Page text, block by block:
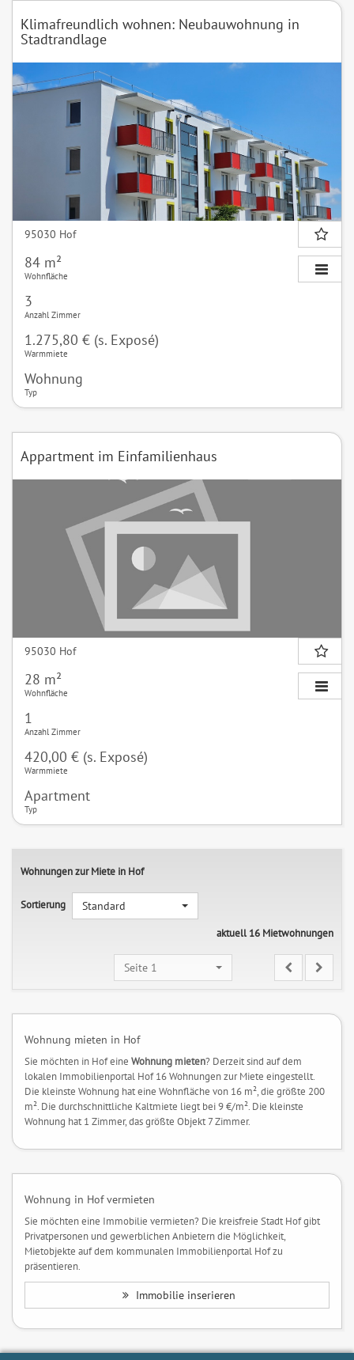
Klimafreundlich wohnen: Neubauwohnung in
Stadtrandlage
95030 Hof
84 m²
Wohnfläche
3
Anzahl Zimmer
1.275,80 € (s. Exposé)
Warmmiete
Wohnung
Typ
Appartment im Einfamilienhaus
95030 Hof
28 m²
Wohnfläche
1
Anzahl Zimmer
420,00 € (s. Exposé)
Warmmiete
Apartment
Typ
Wohnungen zur Miete in Hof
Sortierung
Standard
aktuell 16 Mietwohnungen
Seite 1
Wohnung mieten in Hof
Sie möchten in Hof eine Wohnung mieten? Derzeit sind auf dem
lokalen Immobilienportal Hof 16 Wohnungen zur Miete eingestellt.
Die kleinste Wohnung hat eine Wohnfläche von 16 m², die größte 200
m². Die durchschnittliche Kaltmiete liegt bei 9 €/m². Die kleinste
Wohnung hat 1 Zimmer, das größte Objekt 7 Zimmer.
Wohnung in Hof vermieten
Sie möchten eine Immobilie vermieten? Die kreisfreie Stadt Hof gibt
Privatpersonen und gewerblichen Anbietern die Möglichkeit,
Mietobjekte auf dem kommunalen Immobilienportal Hof zu
präsentieren.
Immobilie inserieren